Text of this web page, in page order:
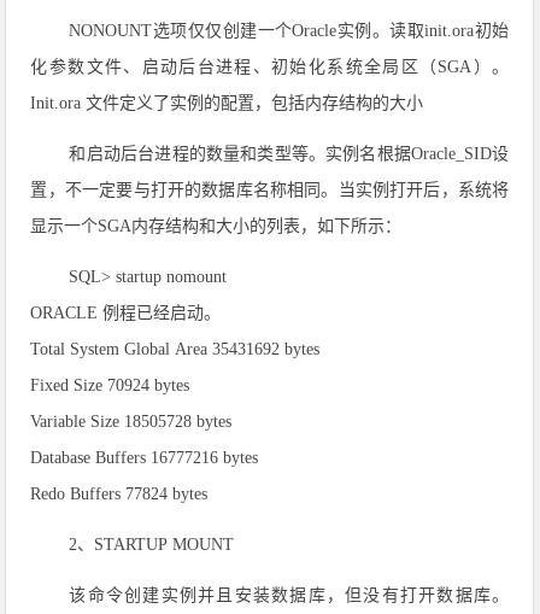
NONOUNT选项仅仅创建一个Oracle实例。读取init.ora初始
化参数文件、启动后台进程、初始化系统全局区（SGA）。
Init.ora 文件定义了实例的配置，包括内存结构的大小
和启动后台进程的数量和类型等。实例名根据Oracle_SID设
置，不一定要与打开的数据库名称相同。当实例打开后，系统将
显示一个SGA内存结构和大小的列表，如下所示：
SQL> startup nomount
ORACLE 例程已经启动。
Total System Global Area 35431692 bytes
Fixed Size 70924 bytes
Variable Size 18505728 bytes
Database Buffers 16777216 bytes
Redo Buffers 77824 bytes
2、STARTUP MOUNT
该命令创建实例并且安装数据库，但没有打开数据库。